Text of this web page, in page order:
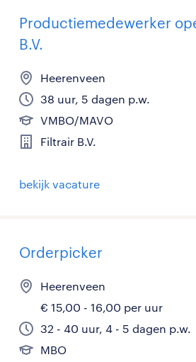
Productiemedewerker
B.V.
Heerenveen
38 uur, 5 dagen p.w.
VMBO/MAVO
Filtrair B.V.
bekijk vacature
Orderpicker
Heerenveen
€ 15,00 - 16,00 per uur
32 - 40 uur, 4 - 5 dagen p.w.
MBO